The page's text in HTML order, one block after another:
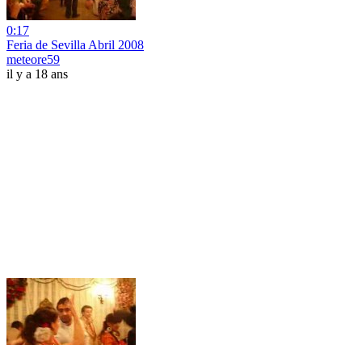
0:17
Feria de Sevilla Abril 2008
meteore59
il y a 18 ans